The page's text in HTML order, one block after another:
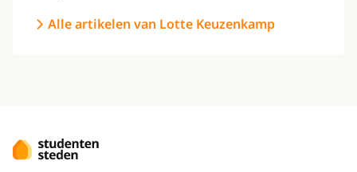
Alle artikelen van Lotte Keuzenkamp